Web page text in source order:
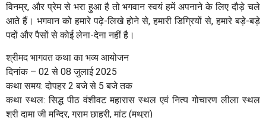
विनम्र, और प्रेम से भरा हुआ है तो भगवान स्वयं हमें अपनाने के लिए दौड़े चले
आते हैं। भगवान को हमारे पढ़े-लिखे होने से, हमारी डिग्रियों से, हमारे बड़े-बड़े
पदों और पैसों से कोई लेना-देना नहीं है।
श्रीमद भागवत कथा का भव्य आयोजन
दिनांक – 02 से 08 जुलाई 2025
कथा समय: दोपहर 2 बजे से 5 बजे तक
कथा स्थल: सिद्ध पीठ वंशीवट महारास स्थल एवं नित्य गोचारण लीला स्थल
श्री दामा जी मन्दिर, ग्राम छाहरी, मांट (मथुरा)